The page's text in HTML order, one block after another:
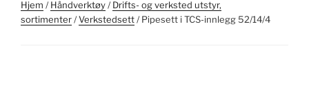
Hjem /Håndverktøy/Drifts- og verksted utstyr,
sortimenter/Verkstedsett/ Pipesett i TCS-innlegg 52/14/4